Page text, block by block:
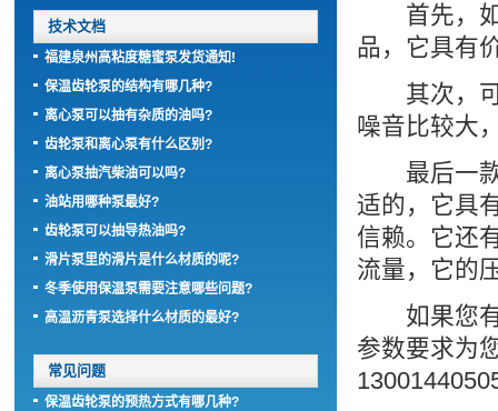
首先，如
品，它具有
其次，可
噪音比较大
最后一款
适的，它具
信赖。它还
流量，它的
如果您
参数要求为
技术文档
福建泉州高粘度糖蜜泵发货通知!
保温齿轮泵的结构有哪几种?
离心泵可以抽有杂质的油吗?
齿轮泵和离心泵有什么区别?
离心泵抽汽柴油可以吗?
油站用哪种泵最好?
齿轮泵可以抽导热油吗?
滑片泵里的滑片是什么材质的呢?
冬季使用保温泵需要注意哪些问题?
高温沥青泵选择什么材质的最好?
常见问题
保温齿轮泵的预热方式有哪几种?